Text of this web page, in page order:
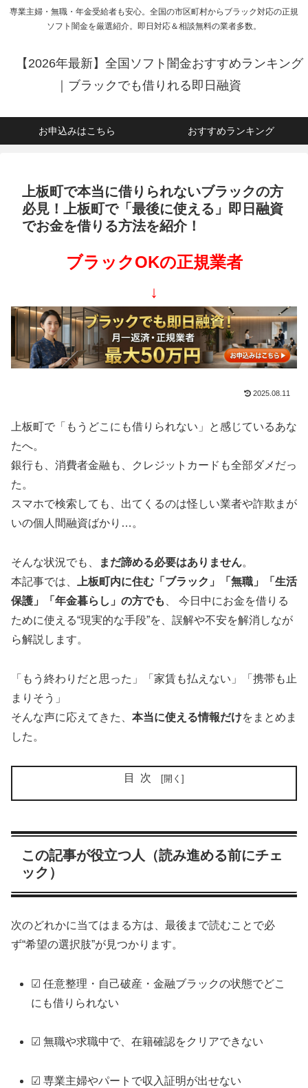
専業主婦・無職・年金受給者も安心。全国の市区町村からブラック対応の正規
ソフト闇金を厳選紹介。即日対応＆相談無料の業者多数。
【2026年最新】全国ソフト闇金おすすめランキング
｜ブラックでも借りれる即日融資
お申込みはこちら おすすめランキング
上板町で本当に借りられないブラックの方
必見！上板町で「最後に使える」即日融資
でお金を借りる方法を紹介！
ブラックOKの正規業者
↓
2025.08.11
上板町で「もうどこにも借りられない」と感じているあな
たへ。
銀行も、消費者金融も、クレジットカードも全部ダメだっ
た。
スマホで検索しても、出てくるのは怪しい業者や詐欺まが
いの個人間融資ばかり…。
そんな状況でも、 まだ諦める必要はありません。
本記事では、
上板町内に住む「ブラック」「無職」「生活
保護」「年金暮らし」の方でも
、 今日中にお金を借りる
ために使える“現実的な手段”を、誤解や不安を解消しなが
ら解説します。
「もう終わりだと思った」「家賃も払えない」「携帯も止
まりそう」
そんな声に応えてきた、 本当に使える情報だけをまとめま
した。
目次
この記事が役立つ人（読み進める前にチェ
ック）
次のどれかに当てはまる方は、最後まで読むことで必
ず“希望の選択肢”が見つかります。
☑ 任意整理・自己破産・金融ブラックの状態でどこ
にも借りられない
☑ 無職や求職中で、在籍確認をクリアできない
☑ 専業主婦やパートで収入証明が出せない